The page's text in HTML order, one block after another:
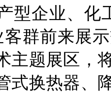
型企业、化
客群前来展
主题展区，
式换热器、